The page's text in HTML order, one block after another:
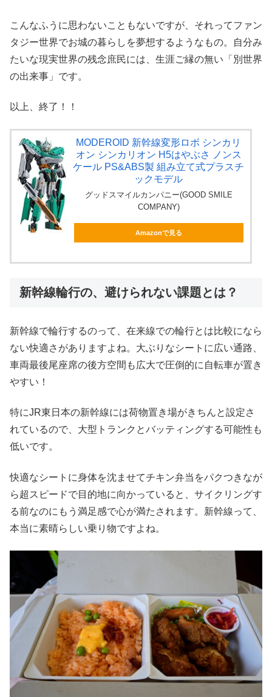
こんなふうに思わないこともないですが、それってファン
タジー世界でお城の暮らしを夢想するようなもの。自分み
たいな現実世界の残念庶民には、生涯ご縁の無い「別世界
の出来事」です。
以上、終了！！
MODEROID 新幹線変形ロボ シンカリ
オン シンカリオン H5はやぶさ ノンス
ケール PS&ABS製 組み立て式プラスチ
ックモデル
グッドスマイルカンパニー(GOOD SMILE
COMPANY)
Amazonで見る
新幹線輪行の、避けられない課題とは？
新幹線で輪行するのって、在来線での輪行とは比較になら
ない快適さがありますよね。大ぶりなシートに広い通路、
車両最後尾座席の後方空間も広大で圧倒的に自転車が置き
やすい！
特にJR東日本の新幹線には荷物置き場がきちんと設定さ
れているので、大型トランクとバッティングする可能性も
低いです。
快適なシートに身体を沈ませてチキン弁当をパクつきなが
ら超スピードで目的地に向かっていると、サイクリングす
る前なのにもう満足感で心が満たされます。新幹線って、
本当に素晴らしい乗り物ですよね。